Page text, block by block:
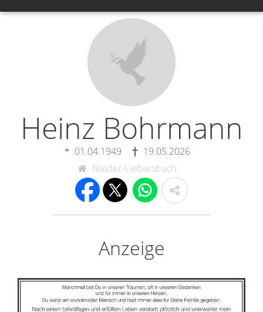
Heinz Bohrmann
01.04.1949
19.05.2026
Nieder-Liebersbach
Anzeige